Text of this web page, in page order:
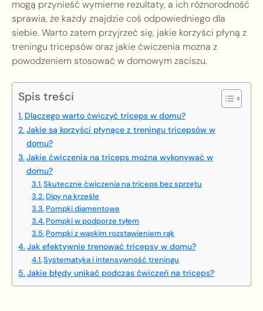
mogą przynieść wymierne rezultaty, a ich różnorodność
sprawia, że każdy znajdzie coś odpowiedniego dla
siebie. Warto zatem przyjrzeć się, jakie korzyści płyną z
treningu tricepsów oraz jakie ćwiczenia można z
powodzeniem stosować w domowym zaciszu.
Spis treści
Dlaczego warto ćwiczyć triceps w domu?
Jakie są korzyści płynące z treningu tricepsów w
domu?
Jakie ćwiczenia na triceps można wykonywać w
domu?
Skuteczne ćwiczenia na triceps bez sprzętu
Dipy na krześle
Pompki diamentowe
Pompki w podporze tyłem
Pompki z wąskim rozstawieniem rąk
Jak efektywnie trenować tricepsy w domu?
Systematyka i intensywność treningu
Jakie błędy unikać podczas ćwiczeń na triceps?